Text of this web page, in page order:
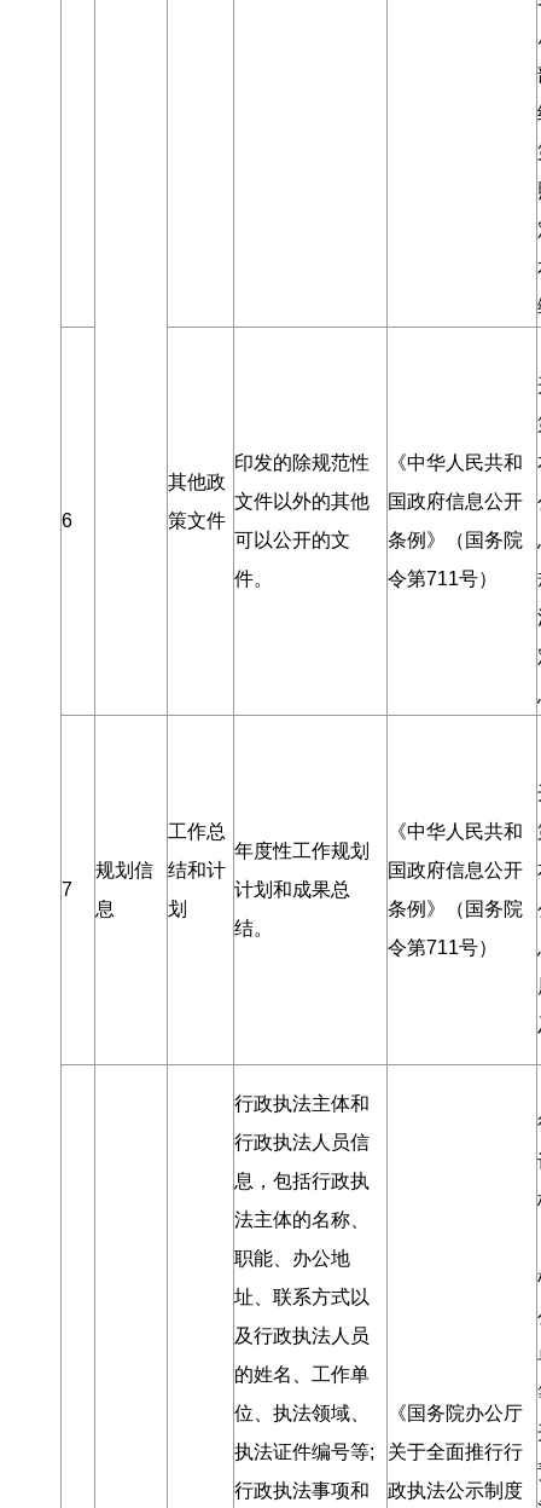
6
其他政
策文件
印发的除规范性
文件以外的其他
可以公开的文
件。
《中华人民共和
国政府信息公开
条例》（国务院
令第711号）
7
规划信
息
工作总
结和计
划
年度性工作规划
计划和成果总
结。
《中华人民共和
国政府信息公开
条例》（国务院
令第711号）
行政执法主体和
行政执法人员信
息 ， 包括行政执
法主体的名称、
职能、办公地
址、联系方式以
及行政执法人员
的姓名、工作单
位、执法领域、
执法证件编号等;
行政执法事项和
《国务院办公厅
关于全面推行行
政执法公示制度